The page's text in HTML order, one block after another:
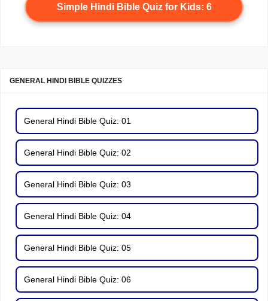
Simple Hindi Bible Quiz for Kids: 6
GENERAL HINDI BIBLE QUIZZES
General Hindi Bible Quiz: 01
General Hindi Bible Quiz: 02
General Hindi Bible Quiz: 03
General Hindi Bible Quiz: 04
General Hindi Bible Quiz: 05
General Hindi Bible Quiz: 06